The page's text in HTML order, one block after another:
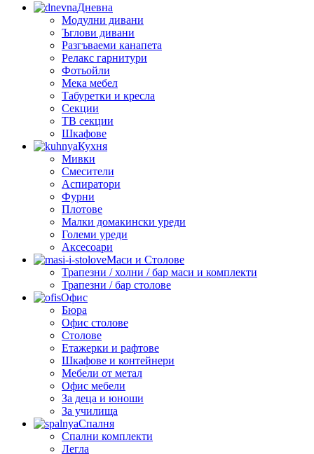
Дневна
Модулни дивани
Ъглови дивани
Разгъваеми канапета
Релакс гарнитури
Фотьойли
Мека мебел
Табуретки и кресла
Секции
ТВ секции
Шкафове
Кухня
Мивки
Смесители
Аспиратори
Фурни
Плотове
Малки домакински уреди
Големи уреди
Аксесоари
Маси и Столове
Трапезни / холни / бар маси и комплекти
Трапезни / бар столове
Офис
Бюра
Офис столове
Столове
Етажерки и рафтове
Шкафове и контейнери
Мебели от метал
Офис мебели
За деца и юноши
За училища
Спалня
Спални комплекти
Легла